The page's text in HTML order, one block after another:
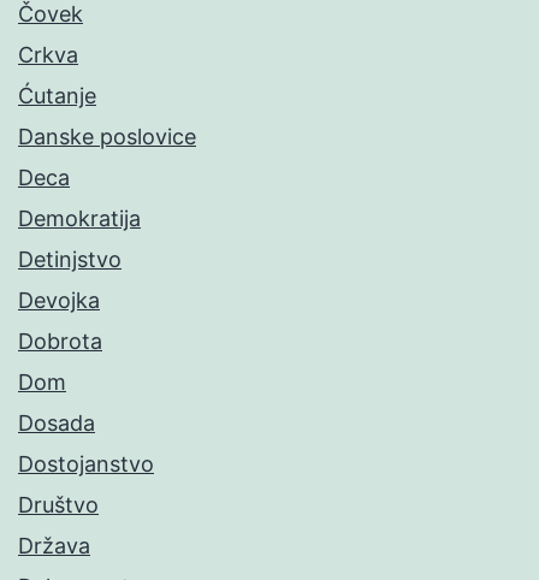
Čovek
Crkva
Ćutanje
Danske poslovice
Deca
Demokratija
Detinjstvo
Devojka
Dobrota
Dom
Dosada
Dostojanstvo
Društvo
Država